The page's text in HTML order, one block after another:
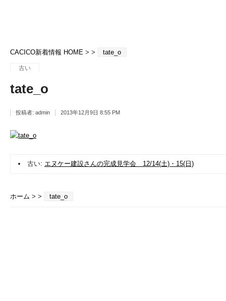
CACICO新着情報 HOME > > tate_o
古い
tate_o
投稿者: admin 2013年12月9日 8:55 PM
古い: エヌケー建設さんの完成見学会 12/14(土)・15(日)
ホーム > > tate_o